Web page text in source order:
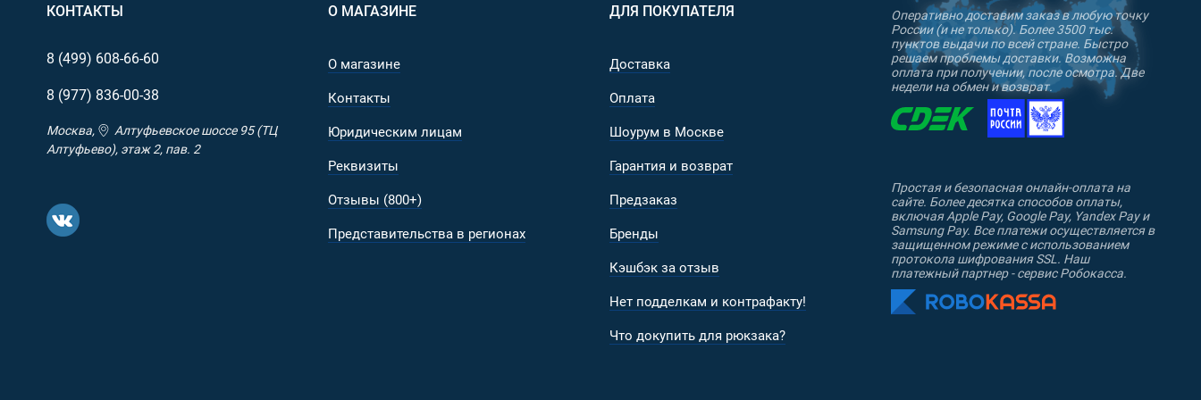
Молнии - надежные и качественные от бренда SBS®.
Фурнитура (фастексы, пряжки)- от всемирно известного бренда Duraflex®.
КОНТАКТЫ
8 (499) 608-66-60
8 (977) 836-00-38
Москва,
Алтуфьевское шоссе 95 (ТЦ
Алтуфьево), этаж 2, пав. 2
О МАГАЗИНЕ
О магазине
Контакты
Юридическим лицам
Реквизиты
Отзывы (800+)
Представительства в регионах
ДЛЯ ПОКУПАТЕЛЯ
Доставка
Оплата
Шоурум в Москве
Гарантия и возврат
Предзаказ
Бренды
Кэшбэк за отзыв
Нет подделкам и контрафакту!
Что докупить для рюкзака?
Оперативно доставим заказ в любую точку
России (и не только). Более 3500 тыс.
пунктов выдачи по всей стране. Быстро
решаем проблемы доставки. Возможна
оплата при получении, после осмотра. Две
недели на обмен и возврат.
Простая и безопасная онлайн-оплата на
сайте. Более десятка способов оплаты,
включая Apple Pay, Google Pay, Yandex Pay и
Samsung Pay. Все платежи осуществляется в
защищенном режиме с использованием
протокола шифрования SSL. Наш
платежный партнер - сервис Робокасса.